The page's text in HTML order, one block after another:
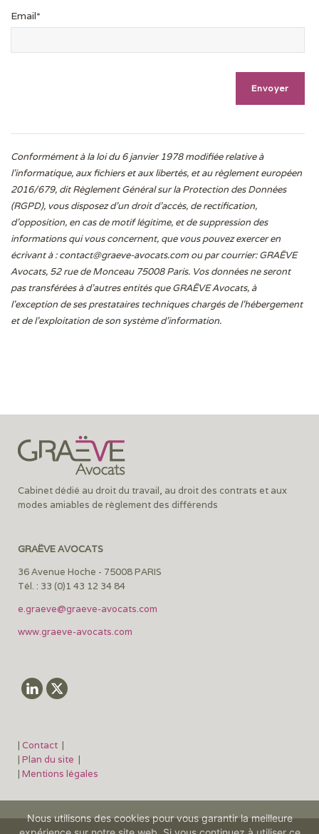
Email*
Conformément à la loi du 6 janvier 1978 modifiée relative à
l'informatique, aux fichiers et aux libertés, et au règlement européen
2016/679, dit Règlement Général sur la Protection des Données
(RGPD), vous disposez d’un droit d’accès, de rectification,
d’opposition, en cas de motif légitime, et de suppression des
informations qui vous concernent, que vous pouvez exercer en
écrivant à :contact@graeve-avocats.com ou par courrier: GRAËVE
Avocats, 52 rue de Monceau 75008 Paris. Vos données ne seront
pas transférées à d’autres entités que GRAËVE Avocats, à
l’exception de ses prestataires techniques chargés de l’hébergement
et de l’exploitation de son système d’information.
Cabinet dédié au droit du travail, au droit des contrats et aux
modes amiables de règlement des différends
GRAËVE AVOCATS
36 Avenue Hoche - 75008 PARIS
Tél. : 33 (0)1 43 12 34 84
e.graeve@graeve-avocats.com
www.graeve-avocats.com
| Contact |
| Plan du site |
| Mentions légales
Nous utilisons des cookies pour vous garantir la meilleure